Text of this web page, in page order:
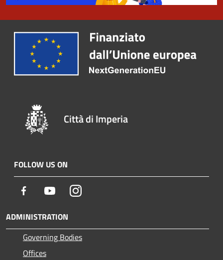
Città di Imperia
FOLLOW US ON
Facebook YoutubeInstagram
ADMINISTRATION
Governing Bodies
Offices